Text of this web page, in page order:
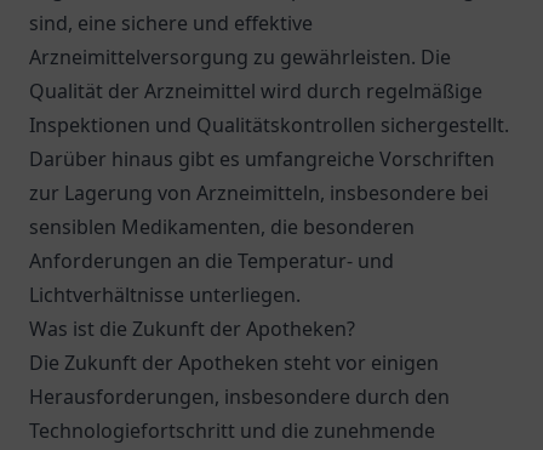
sind, eine sichere und effektive
Arzneimittelversorgung zu gewährleisten. Die
Qualität der Arzneimittel wird durch regelmäßige
Inspektionen und Qualitätskontrollen sichergestellt.
Darüber hinaus gibt es umfangreiche Vorschriften
zur Lagerung von Arzneimitteln, insbesondere bei
sensiblen Medikamenten, die besonderen
Anforderungen an die Temperatur- und
Lichtverhältnisse unterliegen.
Was ist die Zukunft der Apotheken?
Die Zukunft der Apotheken steht vor einigen
Herausforderungen, insbesondere durch den
Technologiefortschritt und die zunehmende